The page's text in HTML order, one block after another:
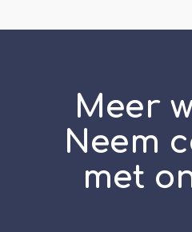
Meer
Neem
met